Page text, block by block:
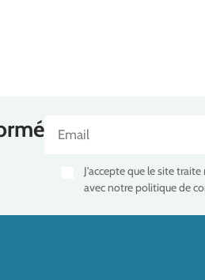
J'accepte que le site
avec notre politique de